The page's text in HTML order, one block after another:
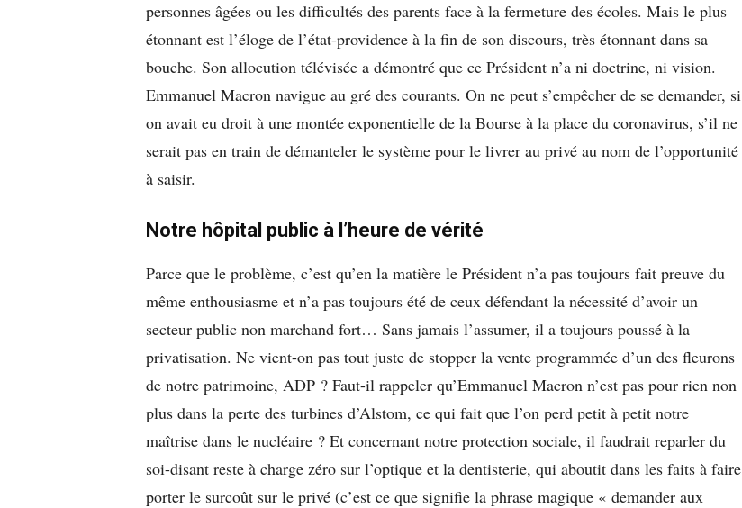
personnes âgées ou les difficultés des parents face à la fermeture des écoles. Mais le plus
étonnant est l’éloge de l’état-providence à la fin de son discours, très étonnant dans sa
bouche. Son allocution télévisée a démontré que ce Président n’a ni doctrine, ni vision.
Emmanuel Macron navigue au gré des courants. On ne peut s’empêcher de se demander, si
on avait eu droit à une montée exponentielle de la Bourse à la place du coronavirus, s’il ne
serait pas en train de démanteler le système pour le livrer au privé au nom de l’opportunité
à saisir.
Notre hôpital public à l’heure de vérité
Parce que le problème, c’est qu’en la matière le Président n’a pas toujours fait preuve du
même enthousiasme et n’a pas toujours été de ceux défendant la nécessité d’avoir un
secteur public non marchand fort… Sans jamais l’assumer, il a toujours poussé à la
privatisation. Ne vient-on pas tout juste de stopper la vente programmée d’un des fleurons
de notre patrimoine, ADP ? Faut-il rappeler qu’Emmanuel Macron n’est pas pour rien non
plus dans la perte des turbines d’Alstom, ce qui fait que l’on perd petit à petit notre
maîtrise dans le nucléaire ? Et concernant notre protection sociale, il faudrait reparler du
soi-disant reste à charge zéro sur l’optique et la dentisterie, qui aboutit dans les faits à faire
porter le surcoût sur le privé (c’est ce que signifie la phrase magique « demander aux